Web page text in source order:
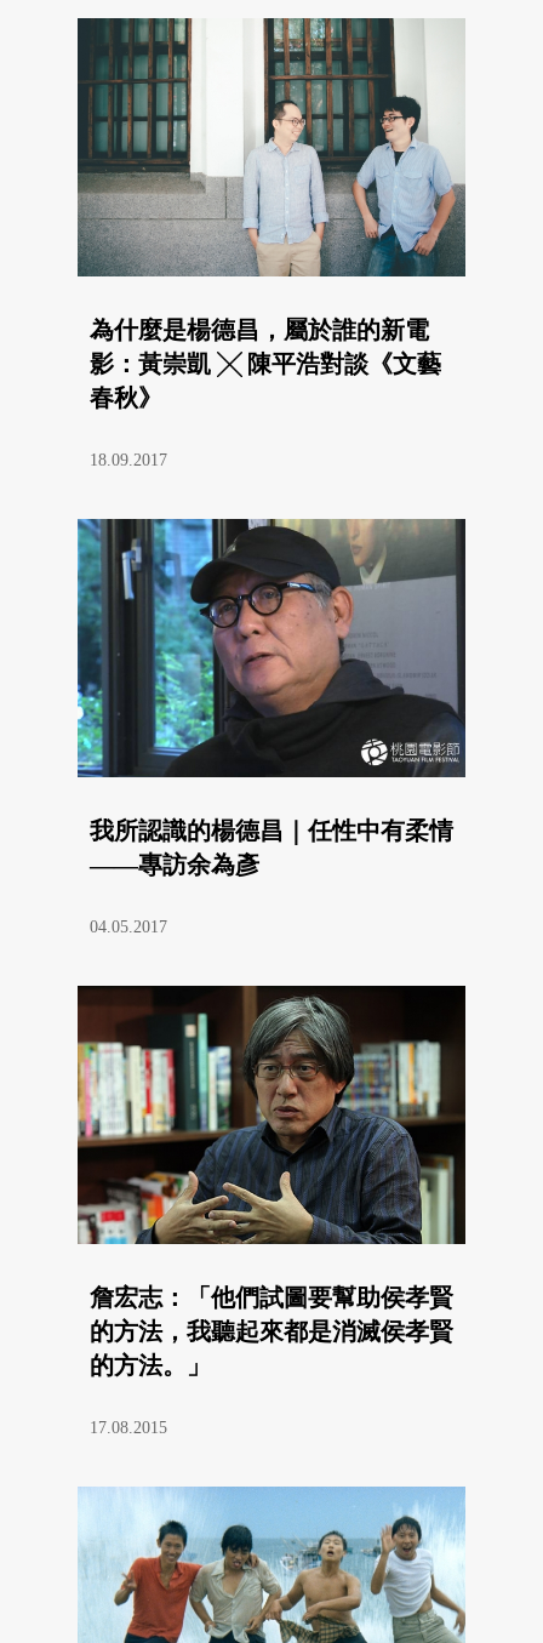
為什麼是楊德昌，屬於誰的新電
影：黃崇凱 ╳ 陳平浩對談《文藝
春秋》
18.09.2017
我所認識的楊德昌｜任性中有柔情
——專訪余為彥
04.05.2017
詹宏志：「他們試圖要幫助侯孝賢
的方法，我聽起來都是消滅侯孝賢
的方法。」
17.08.2015